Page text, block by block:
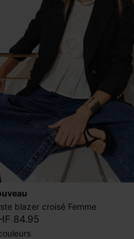
blazer croisé Femme
84.95
couleurs